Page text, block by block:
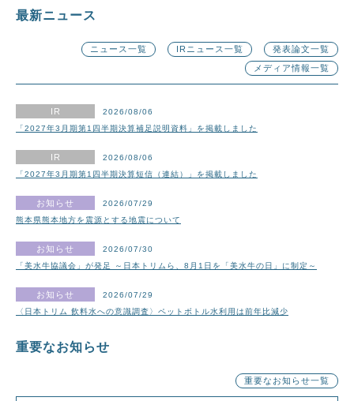
最新ニュース
ニュース一覧 IRニュース一覧
発表論文一覧
メディア情報一覧
2026/08/06
「2027年3月期第1四半期決算補足説明資料」を掲載しました
2026/08/06
「2027年3月期第1四半期決算短信（連結）」を掲載しました
2026/07/29
熊本県熊本地方を震源とする地震について
2026/07/30
「美水牛協議会」が発足 ～日本トリムら、8月1日を「美水牛の日」に制定～
2026/07/29
〈日本トリム 飲料水への意識調査〉ペットボトル水利用は前年比減少
重要なお知らせ
重要なお知らせ一覧